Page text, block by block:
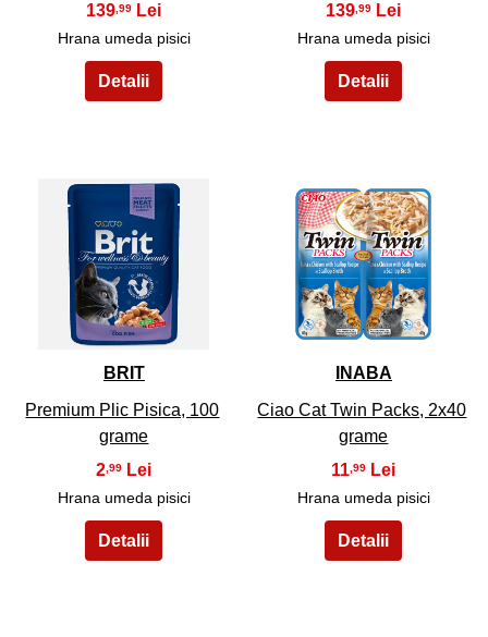
139 ,99
Hrana umeda pisici
139 ,99
Hrana umeda pisici
5
BRIT
Premium Plic Pisica, 100
grame
2 ,99
Hrana umeda pisici
6
INABA
Ciao Cat Twin Packs, 2x40
grame
11 ,99
Hrana umeda pisici